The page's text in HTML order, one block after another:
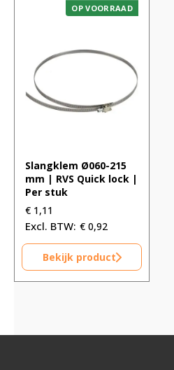
OP VOORRAAD
Slangklem Ø060-215
mm | RVS Quick lock |
Per stuk
€ 1,11
€ 0,92
Bekijk product